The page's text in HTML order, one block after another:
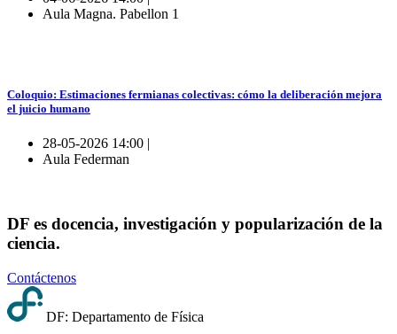
Aula Magna. Pabellon 1
Coloquio: Estimaciones fermianas colectivas: cómo la deliberación mejora
el juicio humano
28-05-2026 14:00 |
Aula Federman
DF es docencia, investigación y popularización de la
ciencia.
Contáctenos
DF: Departamento de Física